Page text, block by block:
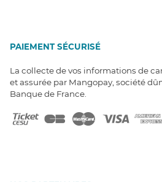
PAIEMENT SÉCURISÉ
La collecte de vos informations de
et assurée par Mangopay, société
Banque de France.